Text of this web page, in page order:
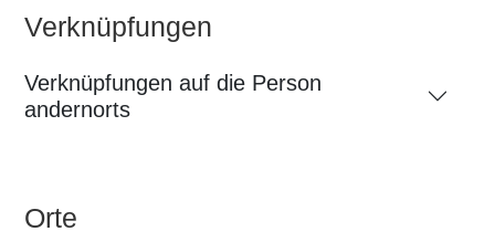
Verknüpfungen
Verknüpfungen auf die Person
andernorts
Orte